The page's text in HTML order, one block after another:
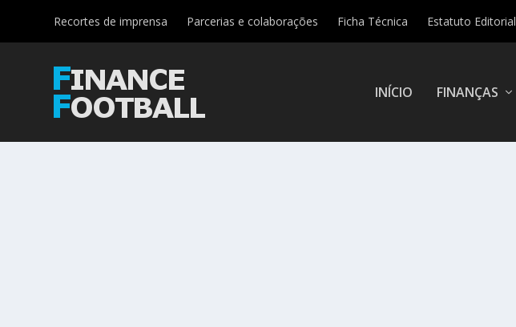
Recortes de imprensa Parcerias e colaborações Ficha Técnica Estatuto Editorial
INÍCIO FINANÇAS